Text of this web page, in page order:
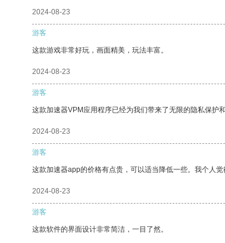
2024-08-23
游客
这款游戏非常好玩，画面精美，玩法丰富。
2024-08-23
游客
这款加速器VPM应用程序已经为我们带来了无限的隐私保护和
2024-08-23
游客
这款加速器app的价格有点贵，可以适当降低一些。我个人
2024-08-23
游客
这款软件的界面设计非常简洁，一目了然。